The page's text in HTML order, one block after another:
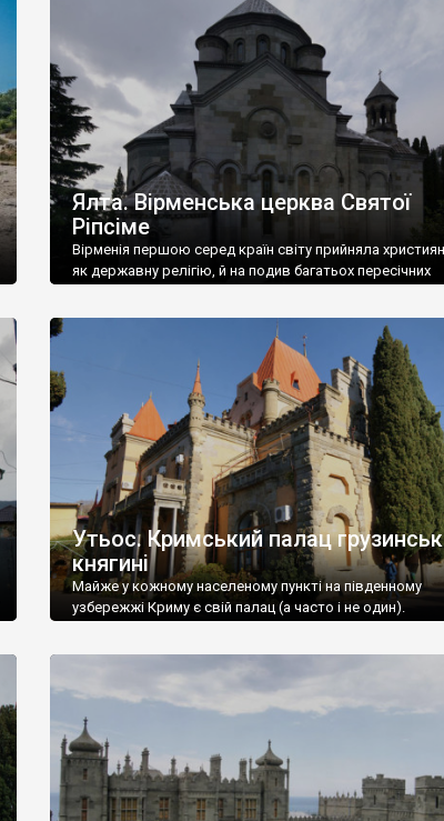
називаються «повстяками» (postaki)…” “Вино. Крим
виробляє відмінне вино і його вдосталь: воно все
легке біле і дуже […]
Ялта. Вірменська церква Святої
Ріпсіме
Вірменія першою серед країн світу прийняла
як державну релігію, й на подив багатьох пересічних
Утьос. Кримський палац
княгині
Майже у кожному населеному пункті на південному
узбережжі Криму є свій палац (а часто і не один).